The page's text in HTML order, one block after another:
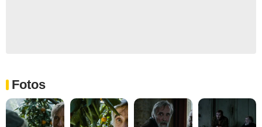
Fotos